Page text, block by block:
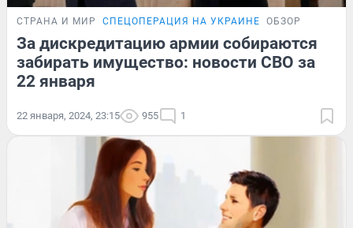
СТРАНА И МИР СПЕЦОПЕРАЦИЯ НА УКРАИНЕ ОБЗОР
За дискредитацию армии собираются
забирать имущество: новости СВО за
22 января
22 января, 2024, 23:15 955 1